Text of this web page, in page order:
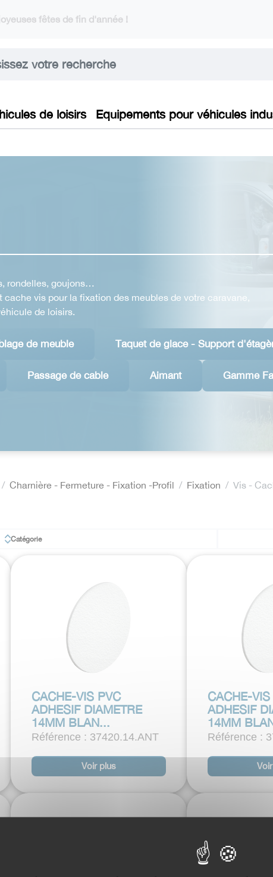
fêtes de fin d'année !
de loisirs Equipements pour véhicules
rondelles, goujons…
vis pour la fixation des meubles de votre caravane,
de loisirs.
de meuble Taquet de glace - Support
Passage de cable Aimant Gamme
Charnière - Fermeture - Fixation -Profil Fixation Vis -
Catégorie
CACHE-VIS PVC
ADHESIF DIAMETRE
14MM BLAN...
Référence : 37420.14.ANT
Voir plus
CACHE-VIS
ADHESIF
14MM
Référence :